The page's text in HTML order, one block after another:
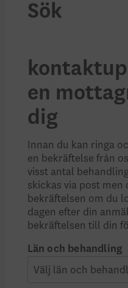
Sök
en
dig
Innan du kan ringa
en bekräftelse från
visst antal
skickas via post men
bekräftelsen om du
dagen efter din
bekräftelsen till din
Län och behandling
Välj län och